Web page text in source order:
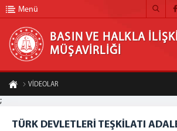
BASIN VE HALKLA İLİŞKİLER
ANA SAYFA
MÜŞAVİRLİĞİMİZ
Menü
BASIN VE HALKLA
MÜŞAVİRLİĞİ
VİDEOLAR
GERÇEKLEŞTİRDİK
;
TÜRK DEVLETLERİ TEŞKİLATI